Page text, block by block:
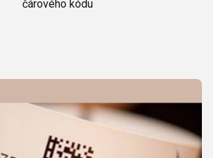
čárového kódu